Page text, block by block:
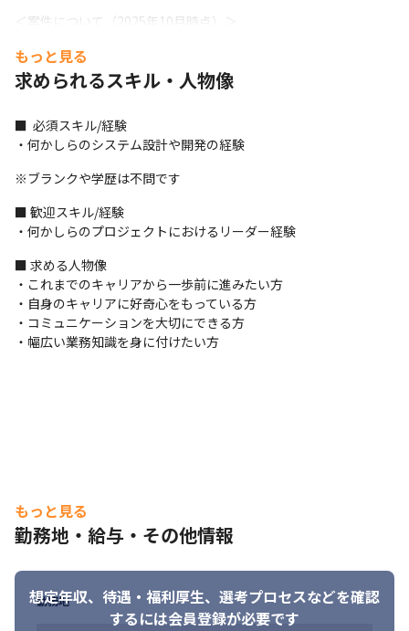
＜案件について（2025年10月時点）＞
画する大規模な案件が2割、3名～5名で参画する中規模の案件が6
割です
ます
・案件の割合は製造系8割、Web系2割で、Java、C言語を使用す
るプロジェクトが多いです
・ビッグデータ解析案件があり、AI/IoT/クラウドの案件にも参画
・C#、JavaScriptを使用した家電業界向けの案件が急増していま
す
も挑戦できる環境を用意しています
・リモートの頻度は、週3程度が4割、週1程度が2割、その他は出
勤して業務を進めるケースが多いです
＜開発手法＞
経営基盤を持った事業運営を見込んでいるため、「ビジネスアプ
リケーション」や「組込ソフトウェア」、「サーバー・ネットワ
ーク」、「保守・運用」など
積極的にエンジニアの募集を行っています。
＜教育研修制度＞
・入社後はOJT形式で業務を進めていきます
もっと見る
求められるスキル・人物像
■  必須スキル/経験
・何かしらのシステム設計や開発の経験
※ブランクや学歴は不問です
■ 歓迎スキル/経験
・何かしらのプロジェクトにおけるリーダー経験
■ 求める人物像
・これまでのキャリアから一歩前に進みたい方
・自身のキャリアに好奇心をもっている方
・コミュニケーションを大切にできる方
・幅広い業務知識を身に付けたい方
もっと見る
勤務地・給与・その他情報
想定年収、待遇・福利厚生、 選考プロセスなどを確認
するには会員登録が必要です
勤務地